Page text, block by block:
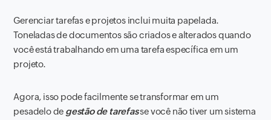
Gerenciar tarefas e projetos inclui muita papelada.
Toneladas de documentos são criados e alterados quando
você está trabalhando em uma tarefa específica em um
projeto.
Agora, isso pode facilmente se transformar em um
pesadelo de gestão de tarefasse você não tiver um sistema